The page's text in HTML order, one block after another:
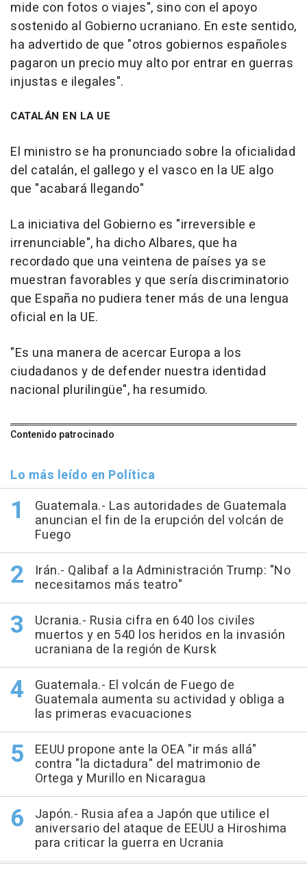
mide con fotos o viajes", sino con el apoyo
sostenido al Gobierno ucraniano. En este sentido,
ha advertido de que "otros gobiernos españoles
pagaron un precio muy alto por entrar en guerras
injustas e ilegales".
CATALÁN EN LA UE
El ministro se ha pronunciado sobre la oficialidad
del catalán, el gallego y el vasco en la UE algo
que "acabará llegando"
La iniciativa del Gobierno es "irreversible e
irrenunciable", ha dicho Albares, que ha
recordado que una veintena de países ya se
muestran favorables y que sería discriminatorio
que España no pudiera tener más de una lengua
oficial en la UE.
"Es una manera de acercar Europa a los
ciudadanos y de defender nuestra identidad
nacional plurilingüe", ha resumido.
Contenido patrocinado
Lo más leído en Política
Guatemala.- Las autoridades de Guatemala
anuncian el fin de la erupción del volcán de
Fuego
Irán.- Qalibaf a la Administración Trump: "No
necesitamos más teatro"
Ucrania.- Rusia cifra en 640 los civiles
muertos y en 540 los heridos en la invasión
ucraniana de la región de Kursk
Guatemala.- El volcán de Fuego de
Guatemala aumenta su actividad y obliga a
las primeras evacuaciones
EEUU propone ante la OEA "ir más allá"
contra "la dictadura" del matrimonio de
Ortega y Murillo en Nicaragua
Japón.- Rusia afea a Japón que utilice el
aniversario del ataque de EEUU a Hiroshima
para criticar la guerra en Ucrania